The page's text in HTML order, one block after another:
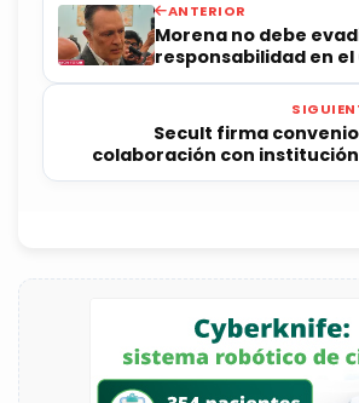
ANTERIOR
Morena no debe
responsabilidad en
local: Kuri
Secult firma
colaboración con institución
música